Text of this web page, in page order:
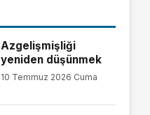
Azgelişmişliği
yeniden düşünmek
10 Temmuz 2026 Cuma